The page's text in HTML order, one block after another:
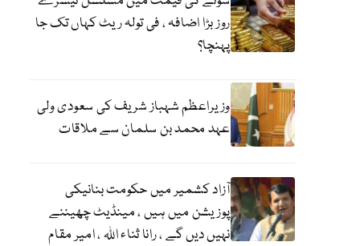
روز بڑا اضافہ ، فی تولہ ریٹ کہاں تک جا
پہنچا؟
وزیراعظم شہباز شریف کی سعودی ولی
عہد محمد بن سلمان سے ملاقات
آزاد کشمیر میں حکومت بنانیکی
پوزیشن میں ہیں ، مینڈیٹ چھیننے
نہیں دیں گے ، رانا ثناء اللہ ، امیر مقام